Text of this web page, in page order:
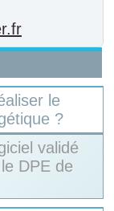
le
?
validé
DPE de